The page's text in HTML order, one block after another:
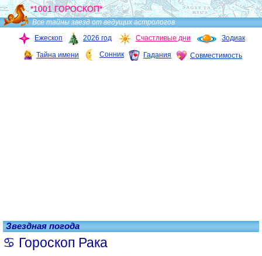
*1001 ГОРОСКОП*
Все тайны звезд от ведущих астрологов
Ежескоп
2026 год Счастливые дни Зодиак
Тайна имени Сонник Гадания Совместимость
Звездная погода
Гороскоп Рака